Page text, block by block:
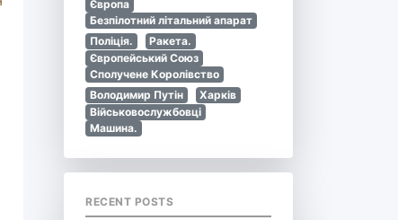
Європа
Безпілотний літальний апарат
Поліція.
Ракета.
Європейський Союз
Сполучене Королівство
Володимир Путін
Харків
Військовослужбовці
Машина.
RECENT POSTS